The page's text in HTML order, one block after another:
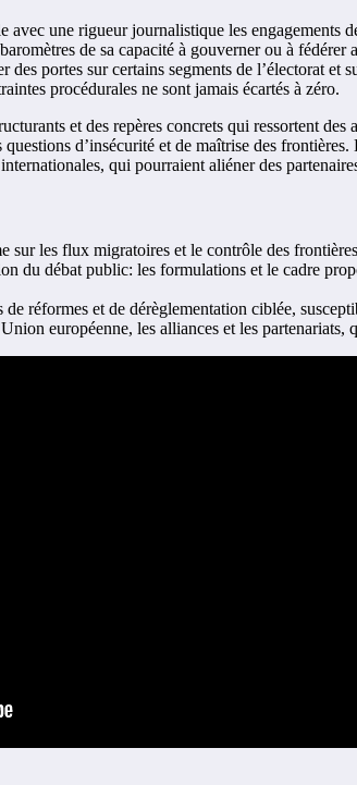
une rigueur journalistique les
de sa capacité à gouverner ou à
des portes sur certains segments de l’électorat
procédurales ne sont jamais écartés à zéro.
et des repères concrets qui ressortent
d’insécurité et de maîtrise des
qui pourraient aliéner des
sur les flux migratoires et le contrôle des
du débat public: les formulations et le cadre
de réformes et de dérèglementation ciblée,
européenne, les alliances et les